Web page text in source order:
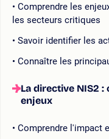
Comprendre les
les secteurs critiques
Savoir identifier les
Connaître les
La directive NIS2
enjeux
Comprendre l'impact